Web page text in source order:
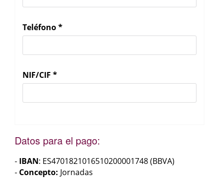
Teléfono*
NIF/CIF *
Datos para el pago:
- IBAN: ES4701821016510200001748 (BBVA)
- Concepto: Jornadas